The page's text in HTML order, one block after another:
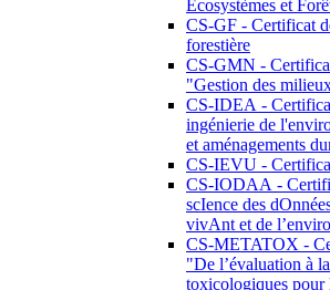
Écosystèmes et
CS-GF - Certificat
forestière
CS-GMN -
"Gestion des
CS-IDEA -
ingénierie de
et aménagements
CS-IEVU -
CS-IODAA -
scIence des
vivAnt et de
CS-METATOX -
"De l’évaluation à
toxicologiques pour